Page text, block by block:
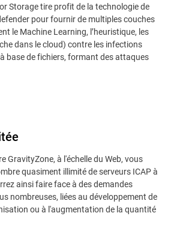
Storage tire profit de la technologie de
pour fournir de multiples couches
le Machine Learning, l’heuristique, les
dans le cloud) contre les infections
base de fichiers, formant des attaques
GravityZone, à l'échelle du Web, vous
quasiment illimité de serveurs ICAP à
ainsi faire face à des demandes
nombreuses, liées au développement de
ou à l'augmentation de la quantité